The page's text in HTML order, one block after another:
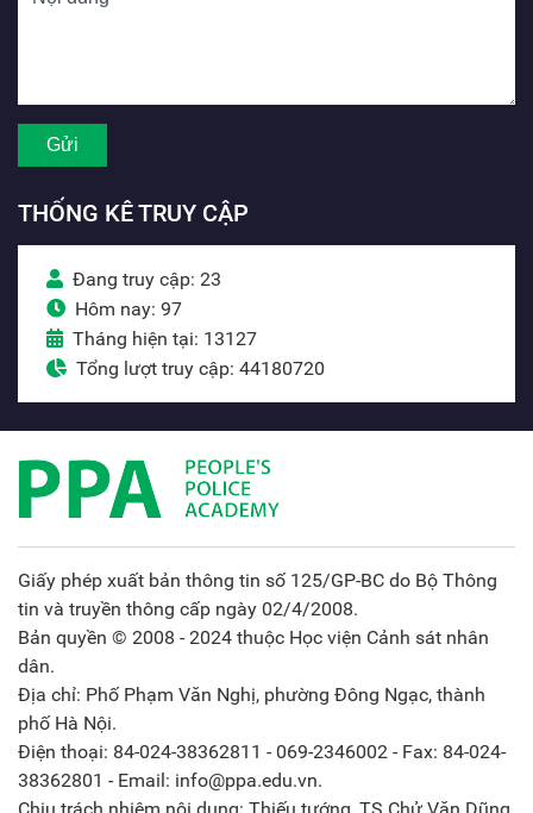
THỐNG KÊ TRUY CẬP
Đang truy cập: 23
Hôm nay: 97
Tháng hiện tại: 13127
Tổng lượt truy cập: 44180720
Giấy phép xuất bản thông tin số 125/GP-BC do Bộ Thông
tin và truyền thông cấp ngày 02/4/2008.
Bản quyền © 2008 - 2024 thuộc Học viện Cảnh sát nhân
dân.
Địa chỉ: Phố Phạm Văn Nghị, phường Đông Ngạc, thành
phố Hà Nội.
Điện thoại: 84-024-38362811 - 069-2346002 - Fax: 84-024-
38362801 - Email: info@ppa.edu.vn.